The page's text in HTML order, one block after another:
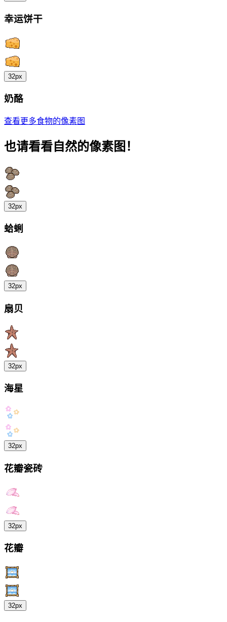
幸运饼干
32px
奶酪
查看更多食物的像素图
也请看看自然的像素图！
32px
蛤蜊
32px
扇贝
32px
海星
32px
花瓣瓷砖
32px
花瓣
32px